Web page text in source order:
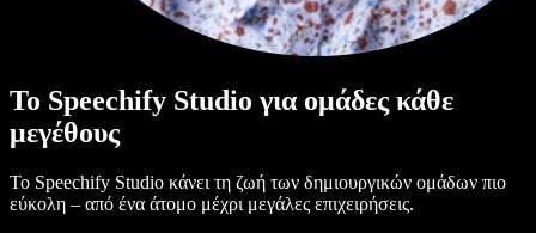
Το Speechify Studio για ομάδες κάθε
μεγέθους
Το Speechify Studio κάνει τη ζωή των δημιουργικών ομάδων πιο
εύκολη – από ένα άτομο μέχρι μεγάλες επιχειρήσεις.